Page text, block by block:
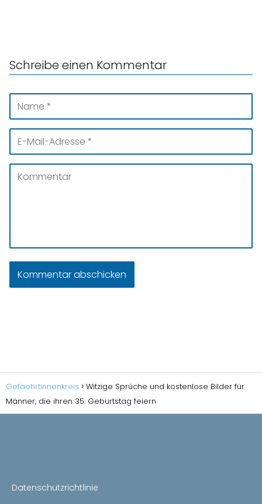
Schreibe einen Kommentar
Gefaehrtinnenkreis
Witzige Sprüche und kostenlose Bilder für
Männer, die ihren 35. Geburtstag feiern
Datenschutzrichtlinie